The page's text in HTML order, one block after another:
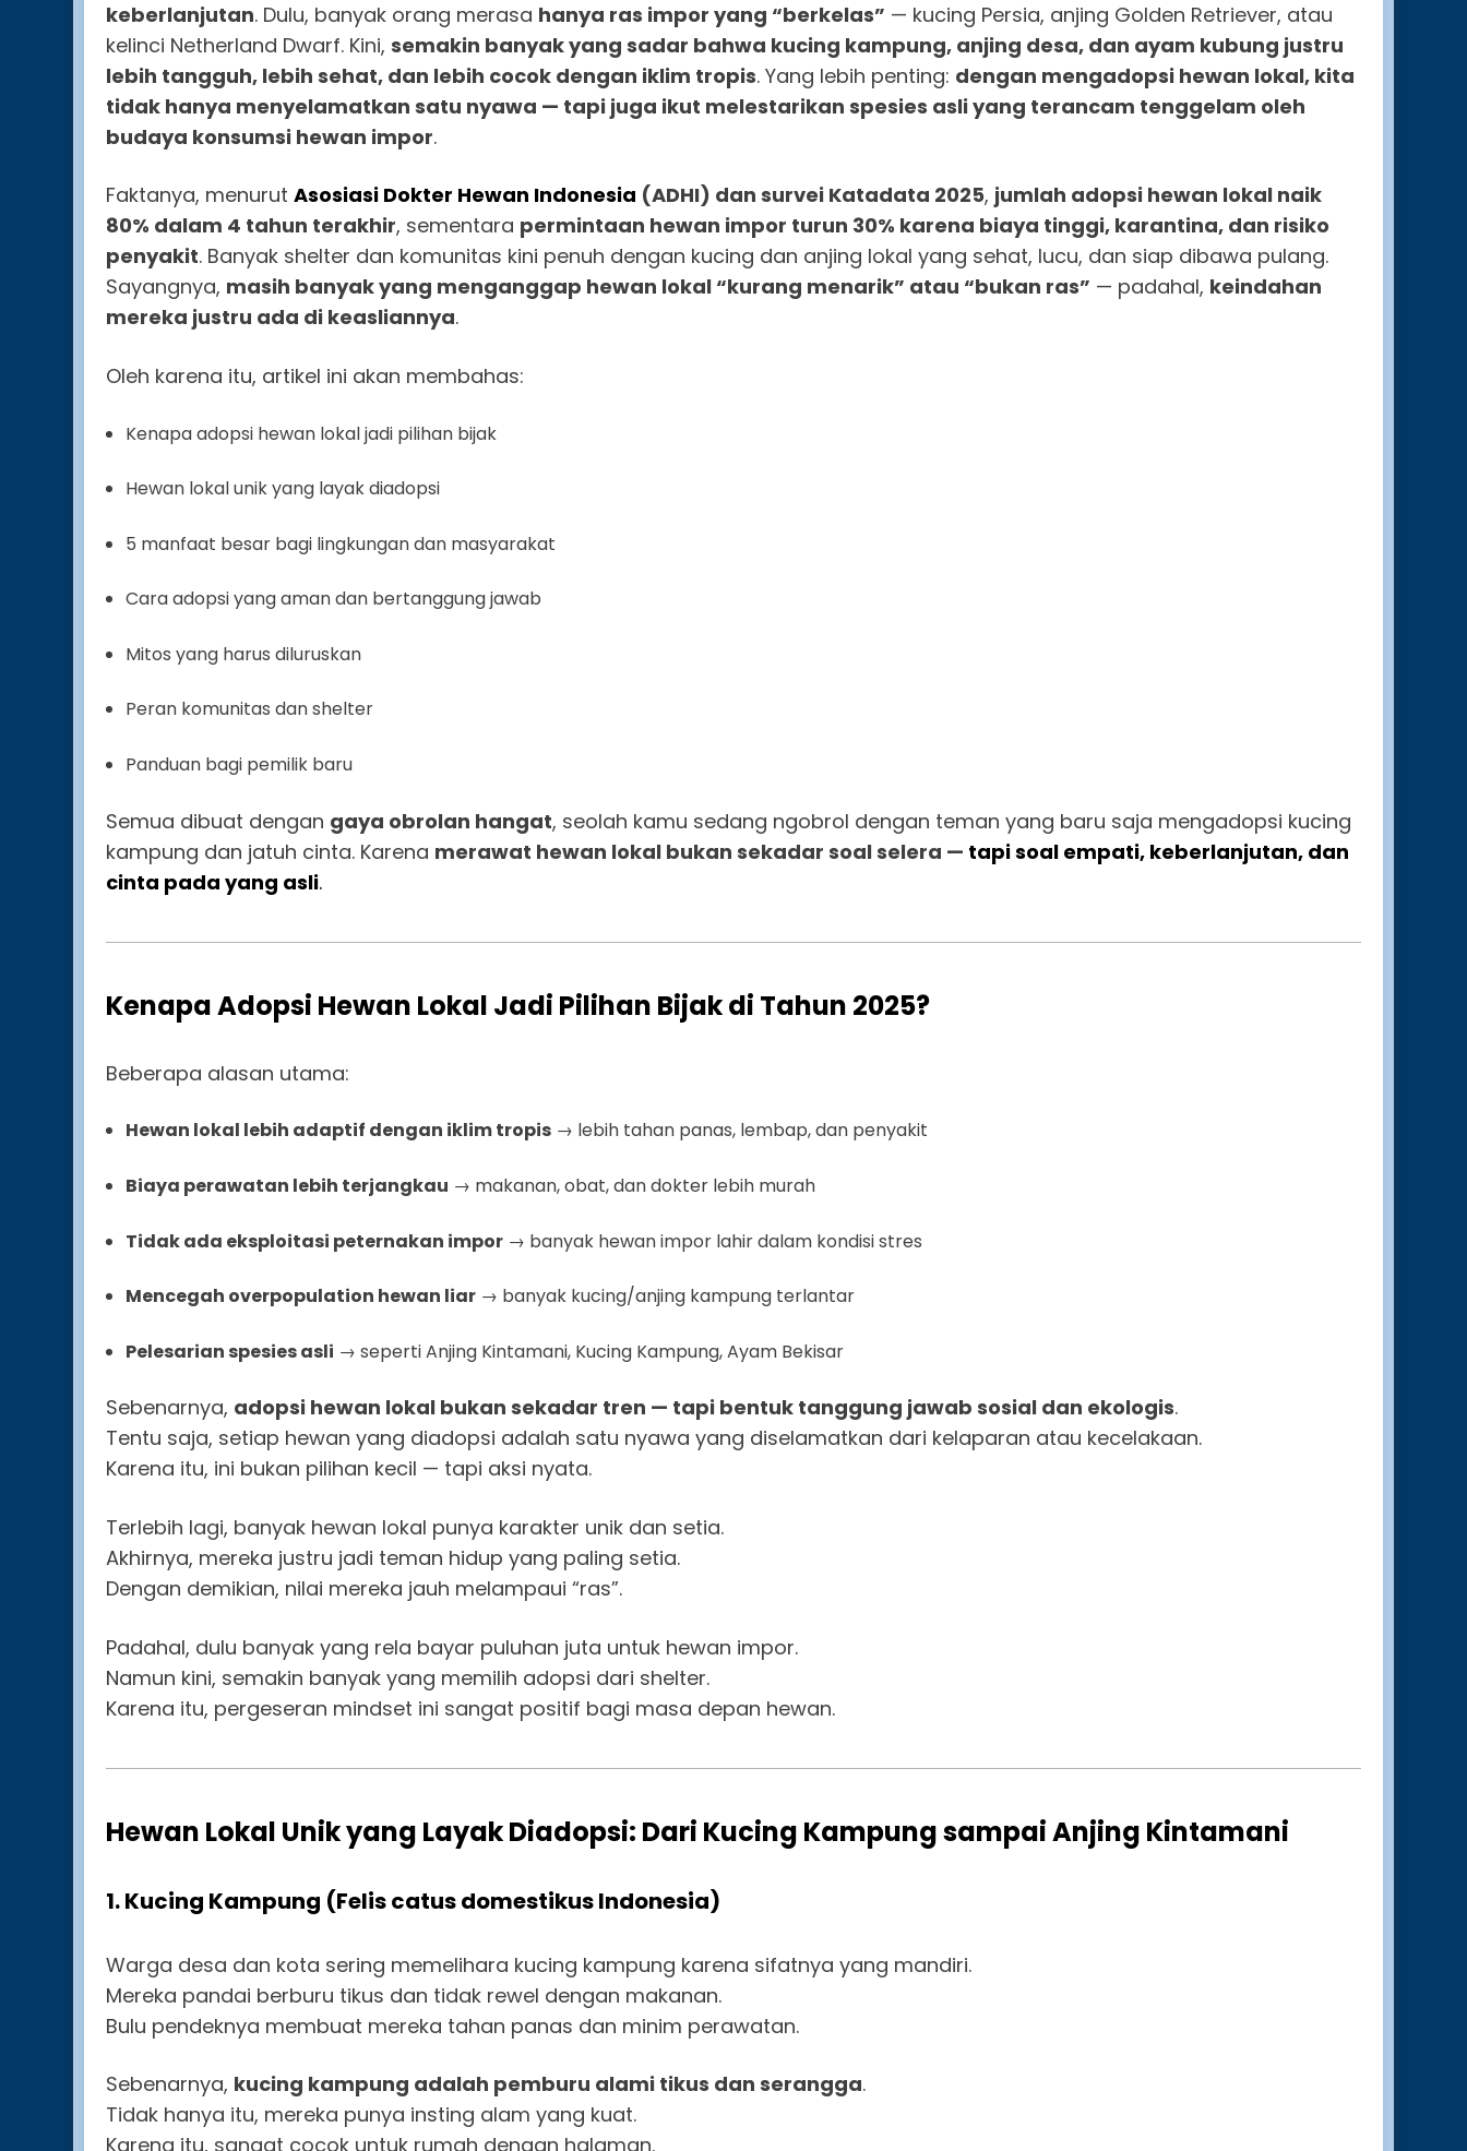
keberlanjutan. Dulu, banyak orang merasa hanya ras impor yang “berkelas” — kucing Persia, anjing Golden Retriever, atau
kelinci Netherland Dwarf. Kini, semakin banyak yang sadar bahwa kucing kampung, anjing desa, dan ayam kubung justru
lebih tangguh, lebih sehat, dan lebih cocok dengan iklim tropis. Yang lebih penting: dengan mengadopsi hewan lokal, kita
tidak hanya menyelamatkan satu nyawa — tapi juga ikut melestarikan spesies asli yang terancam tenggelam oleh
budaya konsumsi hewan impor.
Faktanya, menurut Asosiasi Dokter Hewan Indonesia (ADHI) dan survei Katadata 2025, jumlah adopsi hewan lokal naik
80% dalam 4 tahun terakhir, sementara permintaan hewan impor turun 30% karena biaya tinggi, karantina, dan risiko
penyakit. Banyak shelter dan komunitas kini penuh dengan kucing dan anjing lokal yang sehat, lucu, dan siap dibawa pulang.
Sayangnya, masih banyak yang menganggap hewan lokal “kurang menarik” atau “bukan ras” — padahal, keindahan
mereka justru ada di keasliannya.
Oleh karena itu, artikel ini akan membahas:
Kenapa adopsi hewan lokal jadi pilihan bijak
Hewan lokal unik yang layak diadopsi
5 manfaat besar bagi lingkungan dan masyarakat
Cara adopsi yang aman dan bertanggung jawab
Mitos yang harus diluruskan
Peran komunitas dan shelter
Panduan bagi pemilik baru
Semua dibuat dengan gaya obrolan hangat, seolah kamu sedang ngobrol dengan teman yang baru saja mengadopsi kucing
kampung dan jatuh cinta. Karena merawat hewan lokal bukan sekadar soal selera — tapi soal empati, keberlanjutan, dan
cinta pada yang asli.
Kenapa Adopsi Hewan Lokal Jadi Pilihan Bijak di Tahun 2025?
Beberapa alasan utama:
Hewan lokal lebih adaptif dengan iklim tropis → lebih tahan panas, lembap, dan penyakit
Biaya perawatan lebih terjangkau → makanan, obat, dan dokter lebih murah
Tidak ada eksploitasi peternakan impor → banyak hewan impor lahir dalam kondisi stres
Mencegah overpopulation hewan liar → banyak kucing/anjing kampung terlantar
Pelesarian spesies asli → seperti Anjing Kintamani, Kucing Kampung, Ayam Bekisar
Sebenarnya, adopsi hewan lokal bukan sekadar tren — tapi bentuk tanggung jawab sosial dan ekologis.
Tentu saja, setiap hewan yang diadopsi adalah satu nyawa yang diselamatkan dari kelaparan atau kecelakaan.
Karena itu, ini bukan pilihan kecil — tapi aksi nyata.
Terlebih lagi, banyak hewan lokal punya karakter unik dan setia.
Akhirnya, mereka justru jadi teman hidup yang paling setia.
Dengan demikian, nilai mereka jauh melampaui “ras”.
Padahal, dulu banyak yang rela bayar puluhan juta untuk hewan impor.
Namun kini, semakin banyak yang memilih adopsi dari shelter.
Karena itu, pergeseran mindset ini sangat positif bagi masa depan hewan.
Hewan Lokal Unik yang Layak Diadopsi: Dari Kucing Kampung sampai Anjing Kintamani
1.Kucing Kampung (Felis catus domestikus Indonesia)
Warga desa dan kota sering memelihara kucing kampung karena sifatnya yang mandiri.
Mereka pandai berburu tikus dan tidak rewel dengan makanan.
Bulu pendeknya membuat mereka tahan panas dan minim perawatan.
Sebenarnya, kucing kampung adalah pemburu alami tikus dan serangga.
Tidak hanya itu, mereka punya insting alam yang kuat.
Karena itu, sangat cocok untuk rumah dengan halaman.